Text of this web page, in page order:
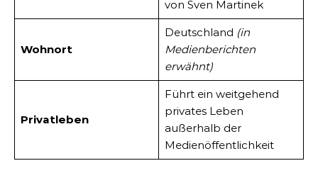
von Sven Martinek
Wohnort
Deutschland (in
Medienberichten
erwähnt)
Privatleben
Führt ein weitgehend
privates Leben
außerhalb der
Medienöffentlichkeit